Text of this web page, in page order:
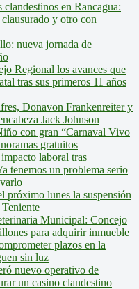
en Rancagua:
y otro con
nueva jornada de
Regional los avances que
tras sus primeros 11 años
Donavon Frankenreiter y
Jack Johnson
con gran “Carnaval Vivo
gratuitos
laboral tras
tenemos un problema serio
próximo lunes la suspensión
Municipal: Concejo
para adquirir inmueble
plazos en la
sin luz
nuevo operativo de
un casino clandestino